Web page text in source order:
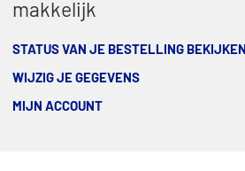
makkelijk
STATUS VAN JE BESTELLING BEKIJKEN
WIJZIG JE GEGEVENS
MIJN ACCOUNT